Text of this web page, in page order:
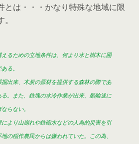
とは・・・かなり特殊な地域に限
るための立地条件は、何より水と樹木に囲
る。
掘出来、木炭の原材を提供する森林の際であ
。また、鉄塊の水冷作業が出来、船輸送に
らない。
により山崩れや鉄砲水などの人為的災害を引
の稲作農民からは嫌われていた。この為、